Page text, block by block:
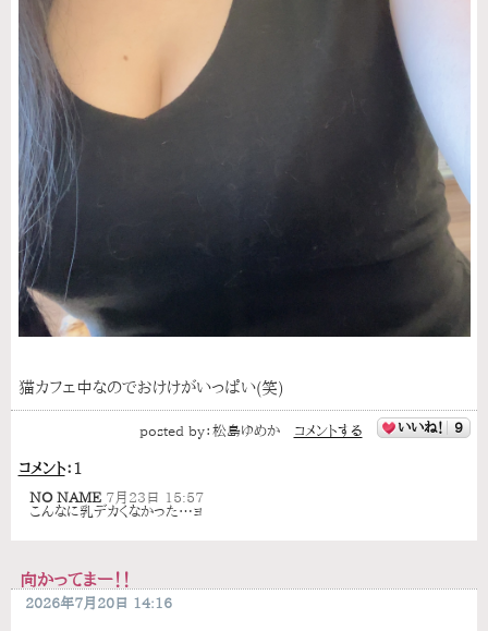
猫カフェ中なのでおけけがいっぱい(笑)
posted by： 松島ゆめか コメントする いいね！ 9
コメント： 1
NO NAME 7月23日 15:57
こんなに乳デカくなかった…ョ
向かってまー！！
2026年7月20日 14:16